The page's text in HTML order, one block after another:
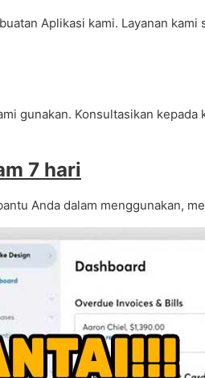
Aplikasi kami. Layanan
gunakan. Konsultasikan
7 hari
Anda dalam menggunakan,